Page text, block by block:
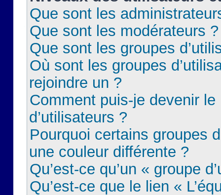
Que sont les
Que sont les modérateurs ?
Que sont les groupes
Où sont les groupes
rejoindre un ?
Comment puis-je devenir le
d’utilisateurs ?
Pourquoi certains groupes
une couleur différente ?
Qu’est-ce qu’un « groupe
Qu’est-ce que le lien «